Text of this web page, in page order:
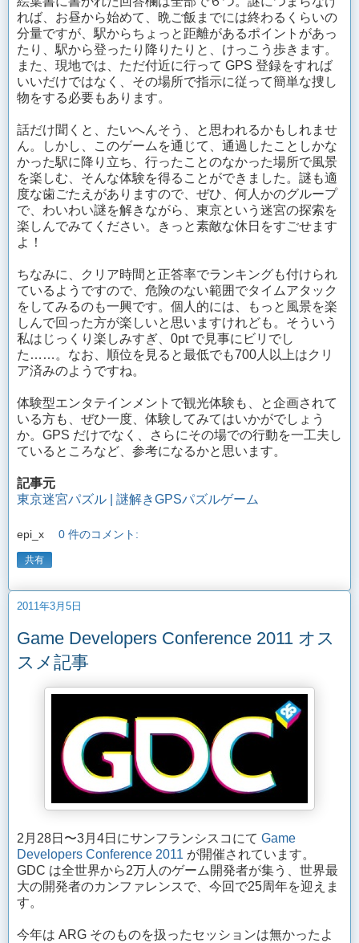
れば、お昼から始めて、晩ご飯までには終わるくらいの
分量ですが、駅からちょっと距離があるポイントがあっ
たり、駅から登ったり降りたりと、けっこう歩きます。
また、現地では、ただ付近に行って GPS 登録をすれば
いいだけではなく、その場所で指示に従って簡単な捜し
物をする必要もあります。
話だけ聞くと、たいへんそう、と思われるかもしれませ
ん。しかし、このゲームを通じて、通過したことしかな
かった駅に降り立ち、行ったことのなかった場所で風景
を楽しむ、そんな体験を得ることができました。謎も適
度な歯ごたえがありますので、ぜひ、何人かのグループ
で、わいわい謎を解きながら、東京という迷宮の探索を
楽しんでみてください。きっと素敵な休日をすごせます
よ！
ちなみに、クリア時間と正答率でランキングも付けられ
ているようですので、危険のない範囲でタイムアタック
をしてみるのも一興です。個人的には、もっと風景を楽
しんで回った方が楽しいと思いますけれども。そういう
私はじっくり楽しみすぎ、0pt で見事にビリでし
た……。なお、順位を見ると最低でも700人以上はクリ
ア済みのようですね。
体験型エンタテインメントで観光体験も、と企画されて
いる方も、ぜひ一度、体験してみてはいかがでしょう
か。GPS だけでなく、さらにその場での行動を一工夫し
ているところなど、参考になるかと思います。
記事元
東京迷宮パズル | 謎解きGPSパズルゲーム
epi_x 0 件のコメント:
共有
2011年3月5日
Game Developers Conference 2011 オス
スメ記事
2月28日〜3月4日にサンフランシスコにて Game
Developers Conference 2011 が開催されています。
GDC は全世界から2万人のゲーム開発者が集う、世界最
大の開発者のカンファレンスで、今回で25周年を迎えま
す。
今年は ARG そのものを扱ったセッションは無かったよ